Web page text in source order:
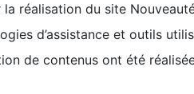
réalisation du site
d’assistance et outils
de contenus ont été